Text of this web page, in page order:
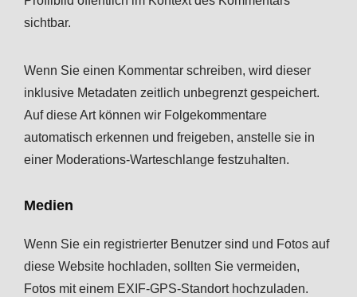
sichtbar.
Wenn Sie einen Kommentar schreiben, wird dieser
inklusive Metadaten zeitlich unbegrenzt gespeichert.
Auf diese Art können wir Folgekommentare
automatisch erkennen und freigeben, anstelle sie in
einer Moderations-Warteschlange festzuhalten.
Medien
Wenn Sie ein registrierter Benutzer sind und Fotos auf
diese Website hochladen, sollten Sie vermeiden,
Fotos mit einem EXIF-GPS-Standort hochzuladen.